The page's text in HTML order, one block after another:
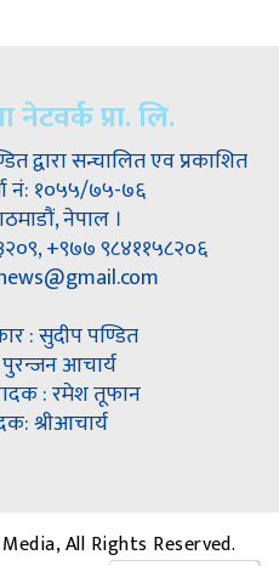
नेटवर्क प्रा. लि.
द्वारा सन्चालित एव प्रकाशित
नं: १०५५/७५-७६
नेपाल ।
+९७७ ९८४११५८२०६
: सुदीप पण्डित
आचार्य
: रमेश तूफान
श्रीआचार्य
All Rights Reserved.